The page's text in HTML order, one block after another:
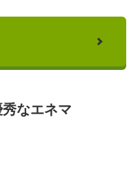
なエネマ